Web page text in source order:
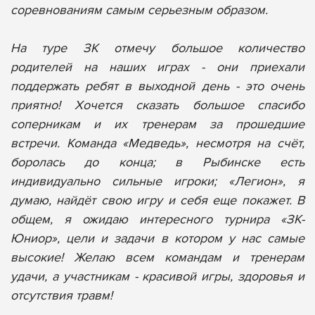
соревнованиям самым серьезным образом.
На туре ЗК отмечу большое количество
родителей на наших играх - они приехали
поддержать ребят в выходной день - это очень
приятно! Хочется сказать большое спасибо
соперникам и их тренерам за прошедшие
встречи. Команда «Медведь», несмотря на счёт,
боролась до конца; в Рыбинске есть
индивидуально сильные игроки; «Легион», я
думаю, найдёт свою игру и себя еще покажет. В
общем, я ожидаю интересного турнира «ЗК-
Юниор», цели и задачи в котором у нас самые
высокие! Желаю всем командам и тренерам
удачи, а участникам - красивой игры, здоровья и
отсутствия травм!